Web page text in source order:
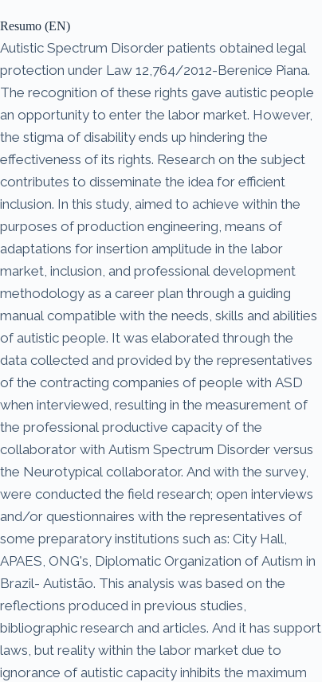
Resumo (EN)
Autistic Spectrum Disorder patients obtained legal
protection under Law 12,764/2012-Berenice Piana.
The recognition of these rights gave autistic people
an opportunity to enter the labor market. However,
the stigma of disability ends up hindering the
effectiveness of its rights. Research on the subject
contributes to disseminate the idea for efficient
inclusion. In this study, aimed to achieve within the
purposes of production engineering, means of
adaptations for insertion amplitude in the labor
market, inclusion, and professional development
methodology as a career plan through a guiding
manual compatible with the needs, skills and abilities
of autistic people. It was elaborated through the
data collected and provided by the representatives
of the contracting companies of people with ASD
when interviewed, resulting in the measurement of
the professional productive capacity of the
collaborator with Autism Spectrum Disorder versus
the Neurotypical collaborator. And with the survey,
were conducted the field research; open interviews
and/or questionnaires with the representatives of
some preparatory institutions such as: City Hall,
APAES, ONG's, Diplomatic Organization of Autism in
Brazil- Autistão. This analysis was based on the
reflections produced in previous studies,
bibliographic research and articles. And it has support
laws, but reality within the labor market due to
ignorance of autistic capacity inhibits the maximum